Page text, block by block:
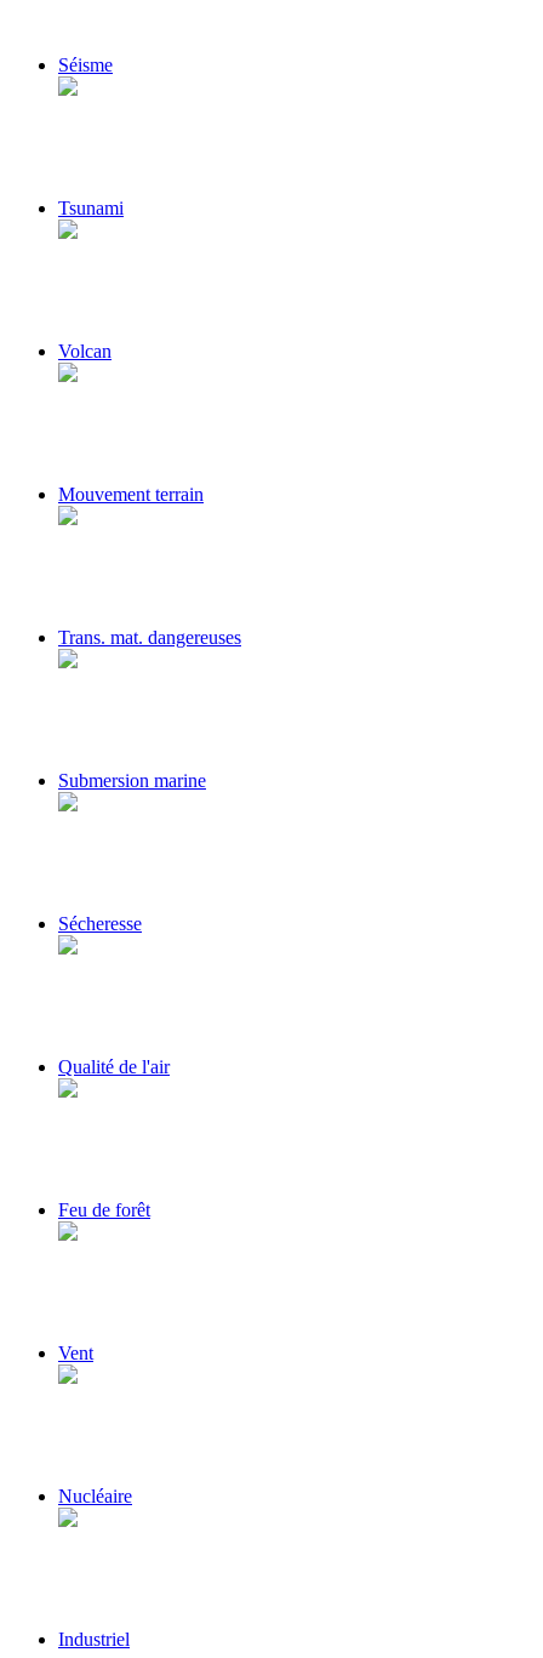
Séisme
Tsunami
Volcan
Mouvement terrain
Trans. mat. dangereuses
Submersion marine
Sécheresse
Qualité de l'air
Feu de forêt
Vent
Nucléaire
Industriel